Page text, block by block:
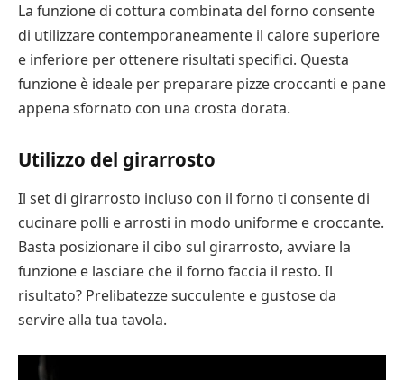
La funzione di cottura combinata del forno consente
di utilizzare contemporaneamente il calore superiore
e inferiore per ottenere risultati specifici. Questa
funzione è ideale per preparare pizze croccanti e pane
appena sfornato con una crosta dorata.
Utilizzo del girarrosto
Il set di girarrosto incluso con il forno ti consente di
cucinare polli e arrosti in modo uniforme e croccante.
Basta posizionare il cibo sul girarrosto, avviare la
funzione e lasciare che il forno faccia il resto. Il
risultato? Prelibatezze succulente e gustose da
servire alla tua tavola.